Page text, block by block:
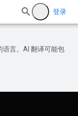
登录
语言。AI 翻译可能包